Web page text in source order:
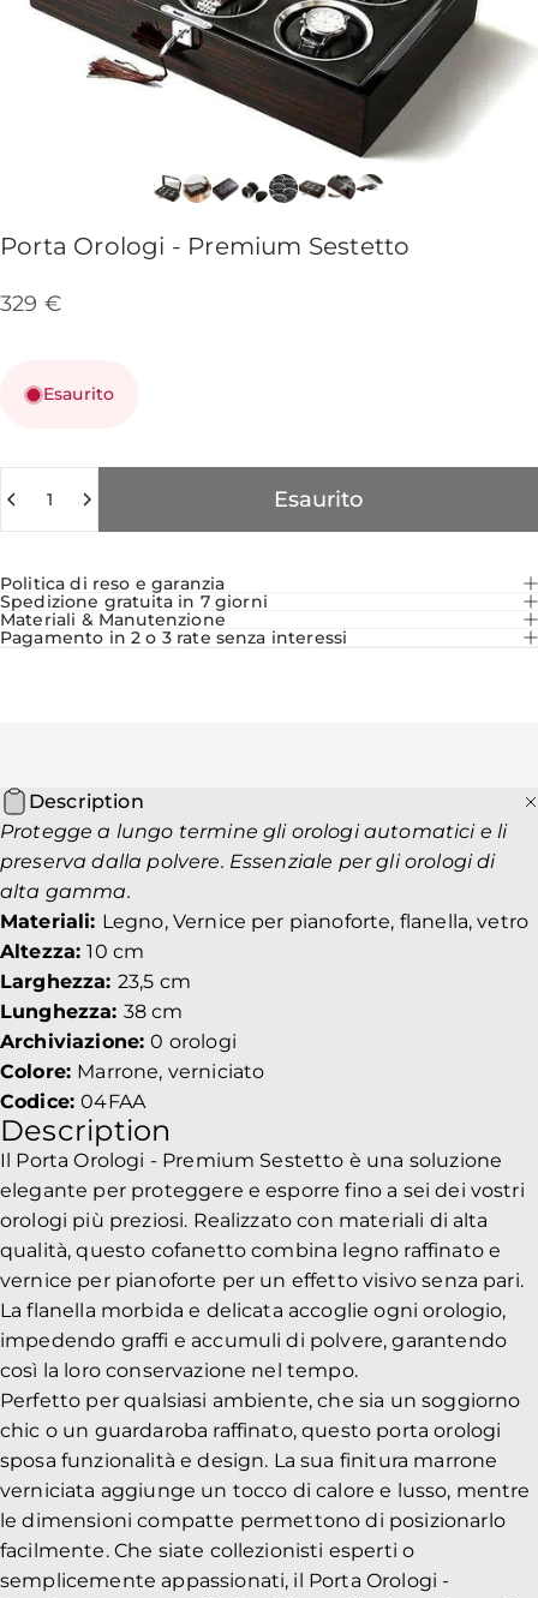
Porta Orologi - Premium Sestetto
329 €
Esaurito
Esaurito
Politica di reso e garanzia
Spedizione gratuita in 7 giorni
Materiali & Manutenzione
Pagamento in 2 o 3 rate senza interessi
Description
Protegge a lungo termine gli orologi automatici e li
preserva dalla polvere. Essenziale per gli orologi di
alta gamma.
Materiali: Legno, Vernice per pianoforte, flanella, vetro
Altezza:10 cm
Larghezza: 23,5 cm
Lunghezza: 38 cm
Archiviazione:0 orologi
Colore: Marrone, verniciato
Codice:04FAA
Description
Il Porta Orologi - Premium Sestetto è una soluzione
elegante per proteggere e esporre fino a sei dei vostri
orologi più preziosi. Realizzato con materiali di alta
qualità, questo cofanetto combina legno raffinato e
vernice per pianoforte per un effetto visivo senza pari.
La flanella morbida e delicata accoglie ogni orologio,
impedendo graffi e accumuli di polvere, garantendo
così la loro conservazione nel tempo.
Perfetto per qualsiasi ambiente, che sia un soggiorno
chic o un guardaroba raffinato, questo porta orologi
sposa funzionalità e design. La sua finitura marrone
verniciata aggiunge un tocco di calore e lusso, mentre
le dimensioni compatte permettono di posizionarlo
facilmente. Che siate collezionisti esperti o
semplicemente appassionati, il Porta Orologi -